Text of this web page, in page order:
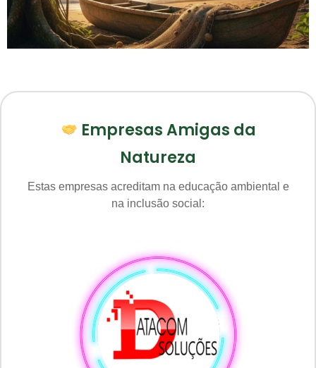
Empresas Amigas da
Natureza
Estas empresas acreditam na educação ambiental e
na inclusão social: